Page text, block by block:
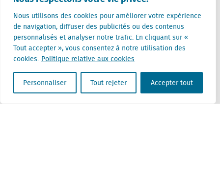
Nous utilisons des cookies pour améliorer votre expérience
de navigation, diffuser des publicités ou des contenus
personnalisés et analyser notre trafic. En cliquant sur «
Tout accepter », vous consentez à notre utilisation des
cookies. Politique relative aux cookies
Personnaliser Tout rejeter Accepter tout
Stationsplein 32
3511 ED Utrecht
Belgique
Rue Cantersteen 47
1000 Bruxelles